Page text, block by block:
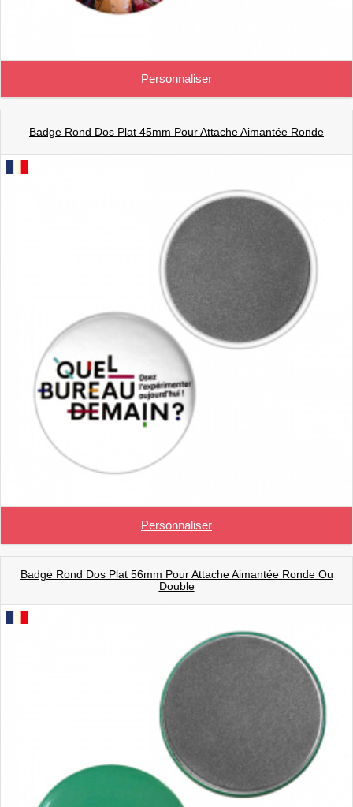
Personnaliser
Badge Rond Dos Plat 45mm Pour Attache Aimantée Ronde
Personnaliser
Badge Rond Dos Plat 56mm Pour Attache Aimantée Ronde Ou
Double